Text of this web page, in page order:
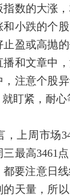
的大涨，
小跌的个
盈或高抛
播和文章中
注意个股
盯紧，耐心
周市场
最高3461
要注意日
天量，所